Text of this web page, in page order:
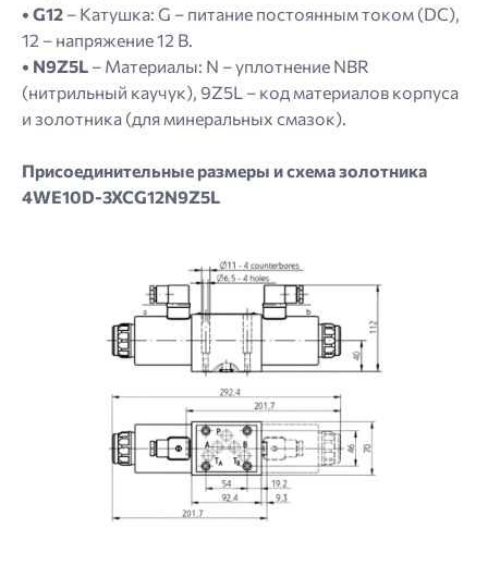
• G12 – Катушка: G – питание постоянным током (DC),
12 – напряжение 12 В.
• N9Z5L – Материалы: N – уплотнение NBR
(нитрильный каучук), 9Z5L – код материалов корпуса
и золотника (для минеральных смазок).
Присоединительные размеры и схема золотника
4WE10D-3XCG12N9Z5L